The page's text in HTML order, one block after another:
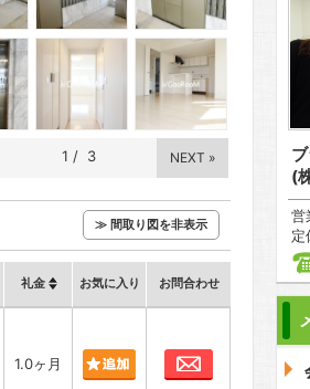
1 / 3 NEXT »
≫ 間取り図を非表示
礼金 お気に入り お問合わせ
1.0ヶ月 お問合わせ
(
営
定